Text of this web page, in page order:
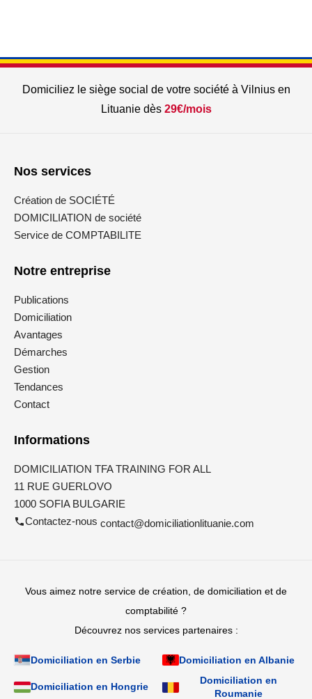
Domiciliez le siège social de votre société à Vilnius en
Lituanie dès 29€/mois
Nos services
Création de SOCIÉTÉ
DOMICILIATION de société
Service de COMPTABILITE
Notre entreprise
Publications
Domiciliation
Avantages
Démarches
Gestion
Tendances
Contact
Informations
DOMICILIATION TFA TRAINING FOR ALL
11 RUE GUERLOVO
1000 SOFIA BULGARIE
Contactez-nous contact@domiciliationlituanie.com
Vous aimez notre service de création, de domiciliation et de
comptabilité ?
Découvrez nos services partenaires :
Domiciliation en Serbie Domiciliation en Albanie
Domiciliation en Hongrie
Domiciliation en
Roumanie